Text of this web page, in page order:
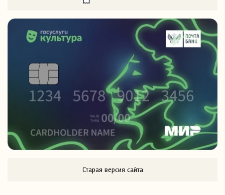
Старая версия сайта